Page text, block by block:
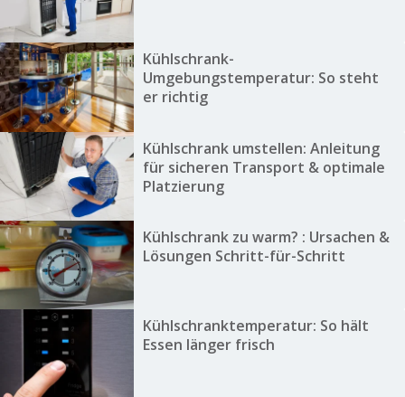
Kühlschrank-
Umgebungstemperatur: So steht
er richtig
Kühlschrank umstellen: Anleitung
für sicheren Transport & optimale
Platzierung
Kühlschrank zu warm? : Ursachen &
Lösungen Schritt-für-Schritt
Kühlschranktemperatur: So hält
Essen länger frisch